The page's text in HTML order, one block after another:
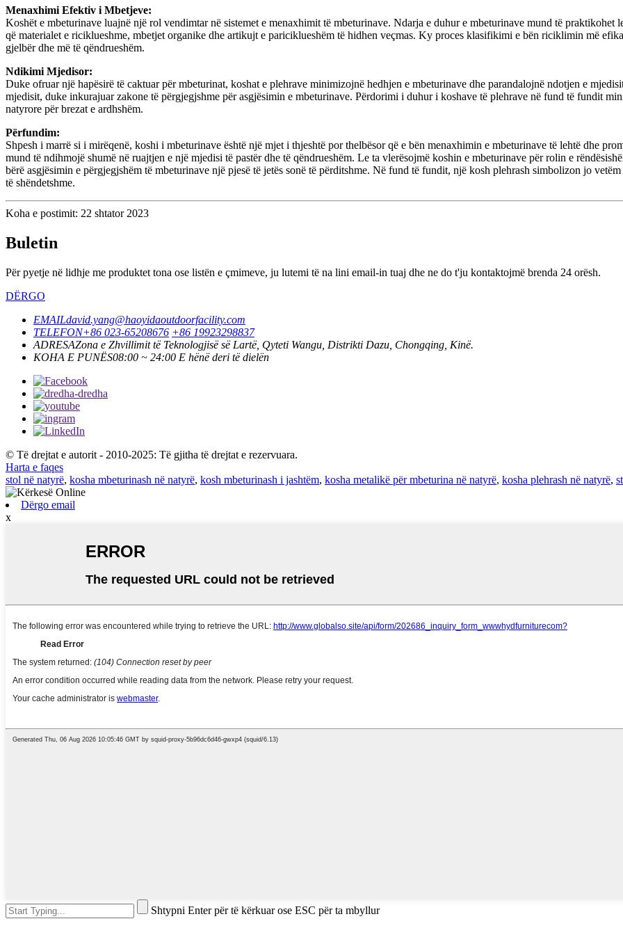
Menaxhimi Efektiv i Mbetjeve:
Koshët e mbeturinave luajnë një rol vendimtar në sistemet e menaxhimit të mbeturinave. Ndarja e duhur e mbeturinave mund të praktikohet
që materialet e riciklueshme, mbetjet organike dhe artikujt e pariciklueshëm të hidhen veçmas. Ky proces klasifikimi e bën riciklimin më
gjelbër dhe më të qëndrueshëm.
Ndikimi Mjedisor:
Duke ofruar një hapësirë ​​të caktuar për mbeturinat, koshat e plehrave minimizojnë hedhjen e mbeturinave dhe parandalojnë ndotjen e
mjedisit, duke inkurajuar zakone të përgjegjshme për asgjësimin e mbeturinave. Përdorimi i duhur i koshave të plehrave në fund të fundit
natyrore për brezat e ardhshëm.
Përfundim:
Shpesh i marrë si i mirëqenë, koshi i mbeturinave është një mjet i thjeshtë por thelbësor që e bën menaxhimin e mbeturinave të lehtë dhe
mund të ndihmojë shumë në ruajtjen e një mjedisi të pastër dhe të qëndrueshëm. Le ta vlerësojmë koshin e mbeturinave për rolin e
bërë asgjësimin e përgjegjshëm të mbeturinave një pjesë të jetës sonë të përditshme. Në fund të fundit, një kosh plehrash simbolizon jo
të shëndetshme.
Koha e postimit: 22 shtator 2023
Buletin
Për pyetje në lidhje me produktet tona ose listën e çmimeve, ju lutemi të na lini email-in tuaj dhe ne do t'ju kontaktojmë brenda 24 orësh.
DËRGO
EMAILdavid.yang@haoyidaoutdoorfacility.com
TELEFON+86 023-65208676 +86 19923298837
ADRESAZona e Zhvillimit të Teknologjisë së Lartë, Qyteti Wangu, Distrikti Dazu, Chongqing, Kinë.
KOHA E PUNËS08:00 ~ 24:00 E hënë deri të dielën
© Të drejtat e autorit - 2010-2025: Të gjitha të drejtat e rezervuara.
Harta e faqes
stol në natyrë, kosha mbeturinash në natyrë, kosh mbeturinash i jashtëm, kosha metalikë për mbeturina në natyrë, kosha plehrash në natyrë,
Dërgo email
x
Shtypni Enter për të kërkuar ose ESC për ta mbyllur